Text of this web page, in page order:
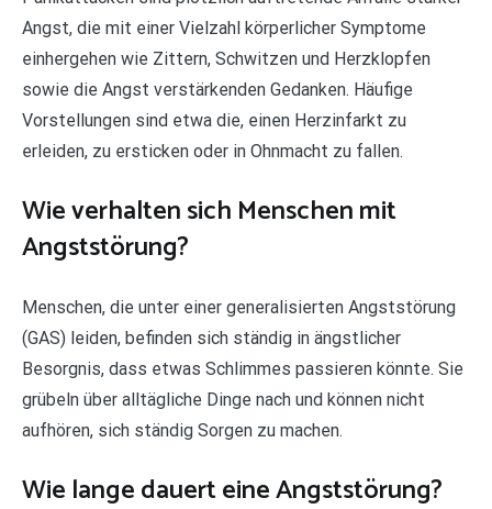
Angst, die mit einer Vielzahl körperlicher Symptome
einhergehen wie Zittern, Schwitzen und Herzklopfen
sowie die Angst verstärkenden Gedanken. Häufige
Vorstellungen sind etwa die, einen Herzinfarkt zu
erleiden, zu ersticken oder in Ohnmacht zu fallen.
Wie verhalten sich Menschen mit
Angststörung?
Menschen, die unter einer generalisierten Angststörung
(GAS) leiden, befinden sich ständig in ängstlicher
Besorgnis, dass etwas Schlimmes passieren könnte. Sie
grübeln über alltägliche Dinge nach und können nicht
aufhören, sich ständig Sorgen zu machen.
Wie lange dauert eine Angststörung?